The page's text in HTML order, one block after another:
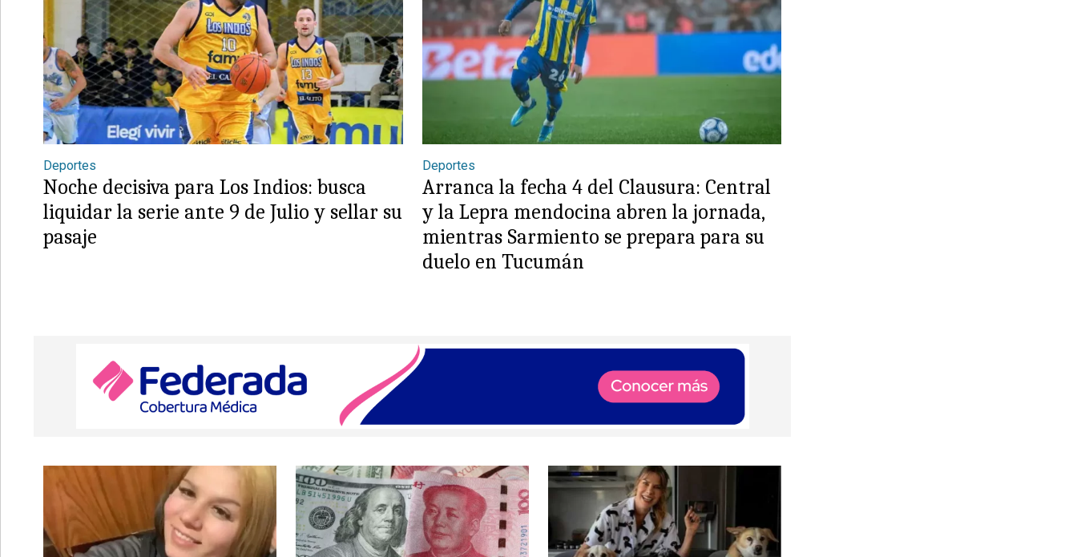
Deportes
Noche decisiva para Los Indios: busca
liquidar la serie ante 9 de Julio y sellar su
pasaje
Deportes
Arranca la fecha 4 del Clausura: Central
y la Lepra mendocina abren la jornada,
mientras Sarmiento se prepara para su
duelo en Tucumán